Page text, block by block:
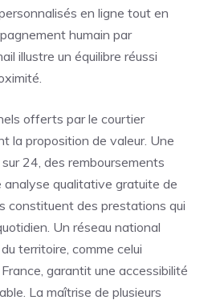
en ligne tout en
humain par
illustre un équilibre réussi
offerts par le courtier
la proposition de valeur. Une
24, des remboursements
analyse qualitative gratuite de
constituent des prestations qui
Un réseau national
territoire, comme celui
garantit une accessibilité
La maîtrise de plusieurs